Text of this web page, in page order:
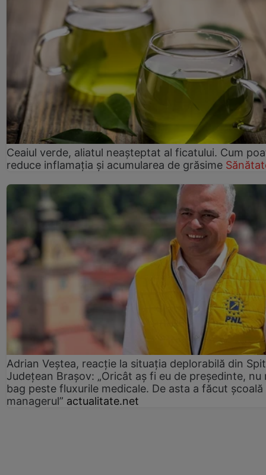
Ceaiul verde, aliatul neașteptat al ficatului. Cum
reduce inflamația și acumularea de grăsime
Adrian Veștea, reacție la situația deplorabilă din
Județean Brașov: „Oricât aș fi eu de președinte, nu
bag peste fluxurile medicale. De asta a făcut școală
managerul” actualitate.net